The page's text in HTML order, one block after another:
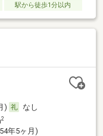
駅から徒歩1分以内
)
なし
2
年5ヶ月)